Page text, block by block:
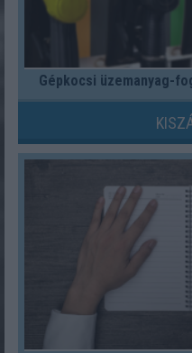
Gépkocsi üzemanyag-